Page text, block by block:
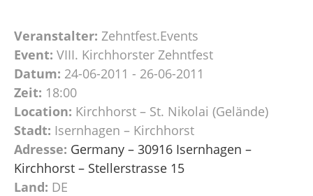
Veranstalter: Zehntfest.Events
Event: VIII. Kirchhorster Zehntfest
Datum: 24-06-2011 - 26-06-2011
Zeit: 18:00
Location: Kirchhorst – St. Nikolai (Gelände)
Stadt: Isernhagen – Kirchhorst
Adresse: Germany – 30916 Isernhagen –
Kirchhorst – Stellerstrasse 15
Land: DE